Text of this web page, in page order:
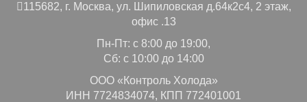
115682, г. Москва, ул. Шипиловская д.64к2с4, 2 этаж,
офис .13
Пн-Пт: с 8:00 до 19:00,
Сб: с 10:00 до 14:00
ООО «Контроль Холода»
ИНН 7724834074, КПП 772401001